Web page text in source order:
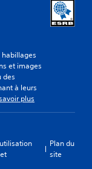
et images
des
à leurs
plus
Plan du
site